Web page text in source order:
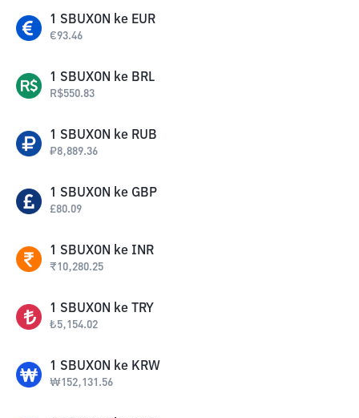
1 SBUXON ke EUR
€93.46
1 SBUXON ke BRL
R$550.83
1 SBUXON ke RUB
₽8,889.36
1 SBUXON ke GBP
£80.09
1 SBUXON ke INR
₹10,280.25
1 SBUXON ke TRY
₺5,154.02
1 SBUXON ke KRW
₩152,131.56